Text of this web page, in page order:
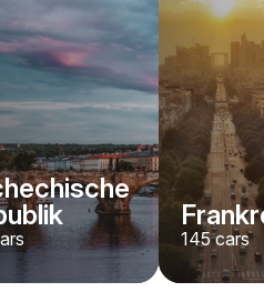
Jetzt buchen
145cars